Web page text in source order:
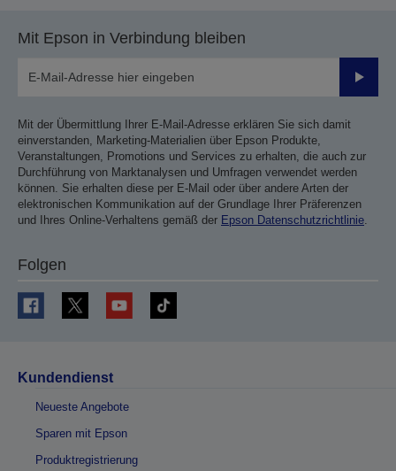
Mit Epson in Verbindung bleiben
Mit der Übermittlung Ihrer E-Mail-Adresse erklären Sie sich damit
einverstanden, Marketing-Materialien über Epson Produkte,
Veranstaltungen, Promotions und Services zu erhalten, die auch zur
Durchführung von Marktanalysen und Umfragen verwendet werden
können. Sie erhalten diese per E-Mail oder über andere Arten der
elektronischen Kommunikation auf der Grundlage Ihrer Präferenzen
und Ihres Online-Verhaltens gemäß der Epson Datenschutzrichtlinie
Folgen
Kundendienst
Neueste Angebote
Sparen mit Epson
Produktregistrierung